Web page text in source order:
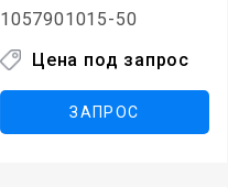
1057901015-50
Цена под запрос
ЗАПРОС